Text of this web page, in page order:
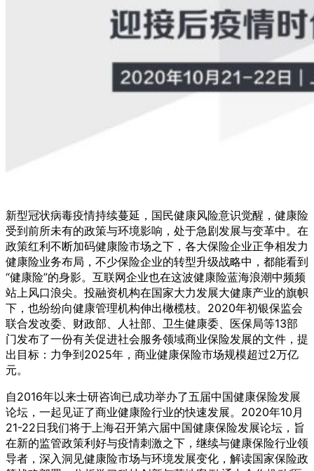
新型冠状病毒疫情持续蔓延，国民健康风险意识觉醒，健康险
受到前所未有的政策与环境影响，处于急剧发展与变革中。在
政策红利不断加码健康险市场之下，各大保险企业正争相发力
健康险业务布局，不少保险企业的转型升级战略中，都能看到
“健康险”的身影。互联网企业也在这波健康险蓝海浪潮中频频
站上风口浪尖。投融资机构在国家大力发展大健康产业的旗帜
下，也纷纷向健康管理机构伸出橄榄枝。2020年初银保监会
联合发改委、财政部、人社部、卫生健康委、医保局等13部
门发布了一份有关促进社会服务领域商业保险发展的文件，提
出目标：力争到2025年，商业健康保险市场规模超过2万亿
元。
自2016年以来士研咨询已成功举办了五届中国健康保险发展
论坛，一起见证了商业健康险行业的快速发展。2020年10月
21-22日我们将于上海召开第六届中国健康保险发展论坛，旨
在新的监管政策利好与疫情刺激之下，继续与健康保险行业领
导者，深入洞见健康险市场与环境发展变化，解读国家保险政